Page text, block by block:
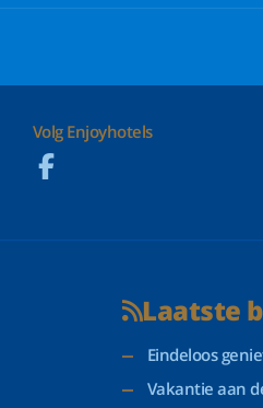
Volg Enjoyhotels
Laatste
Eindeloos
Vakantie aan